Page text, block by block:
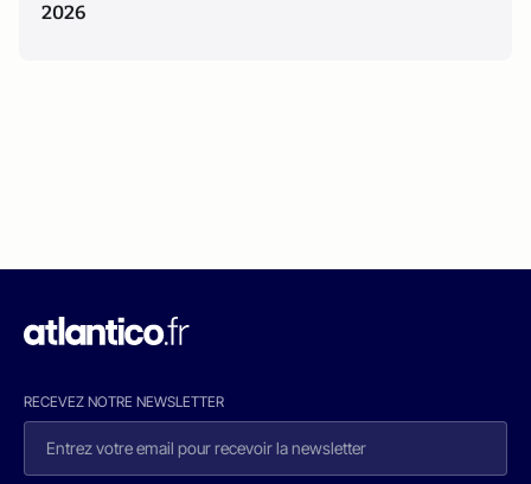
2026
RECEVEZ NOTRE NEWSLETTER